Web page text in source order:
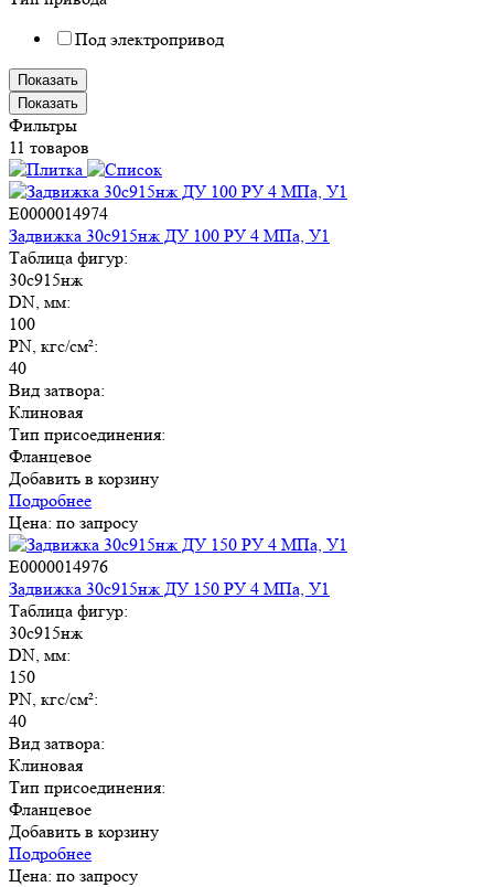
Под электропривод
Показать
Показать
Фильтры
11 товаров
E0000014974
Задвижка 30с915нж ДУ 100 РУ 4 МПа, У1
Таблица фигур:
30с915нж
DN, мм:
100
PN, кгс/см²:
40
Вид затвора:
Клиновая
Тип присоединения:
Фланцевое
Добавить в корзину
Подробнее
Цена: по запросу
E0000014976
Задвижка 30с915нж ДУ 150 РУ 4 МПа, У1
Таблица фигур:
30с915нж
DN, мм:
150
PN, кгс/см²:
40
Вид затвора:
Клиновая
Тип присоединения:
Фланцевое
Добавить в корзину
Подробнее
Цена: по запросу